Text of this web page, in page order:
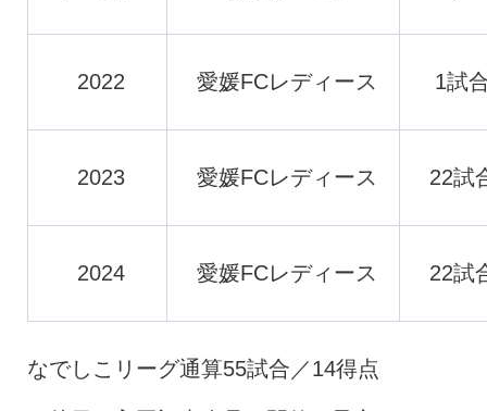
2022 愛媛FCレディース 1試
2023 愛媛FCレディース 22試
2024 愛媛FCレディース 22試
なでしこリーグ通算55試合／14得点